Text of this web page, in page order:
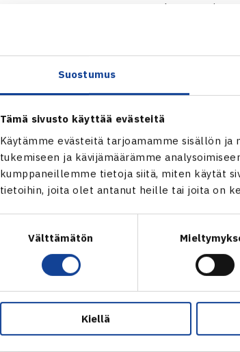
Suostumus
Tämä sivusto käyttää evästeitä
Käytämme evästeitä tarjoamamme sisällön ja
tukemiseen ja kävijämäärämme
kumppaneillemme tietoja siitä, miten käytät
tietoihin, joita olet antanut heille tai joita on
Välttämätön
Kiellä
Uutuutena tämän kesän
senioritenniksen puolella
Lisätietoja
Tarvittaessa puh (09) 3917
Jaa: